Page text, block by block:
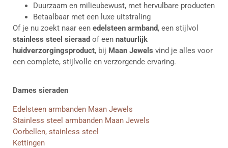
Duurzaam en milieubewust, met hervulbare producten
Betaalbaar met een luxe uitstraling
Of je nu zoekt naar een edelsteen armband, een stijlvol
stainless steel sieraad of een natuurlijk
huidverzorgingsproduct, bij Maan Jewels vind je alles voor
een complete, stijlvolle en verzorgende ervaring.
Dames sieraden
Edelsteen armbanden Maan Jewels
Stainless steel armbanden Maan Jewels
Oorbellen, stainless steel
Kettingen